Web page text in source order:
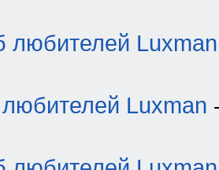
любителей Luxman
Luxman